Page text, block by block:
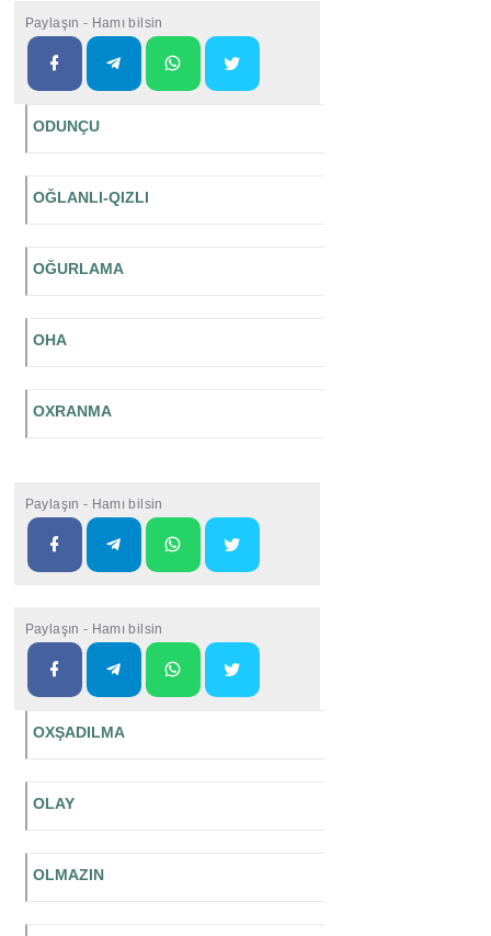
Paylaşın - Hamı bilsin
ODUNÇU
OĞLANLI-QIZLI
OĞURLAMA
OHA
OXRANMA
Paylaşın - Hamı bilsin
Paylaşın - Hamı bilsin
OXŞADILMA
OLAY
OLMAZIN